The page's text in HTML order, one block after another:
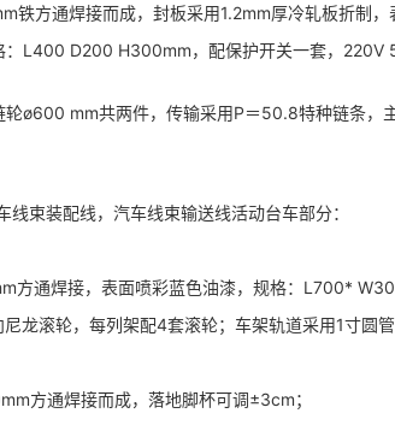
铁方通焊接而成，封板采用1.2mm厚冷轧板折制，
：L400 D200 H300mm，配保护开关一套，220V
ø600 mm共两件，传输采用P＝50.8特种链条，
线束装配线，汽车线束输送线活动台车部分：
方通焊接，表面喷彩蓝色油漆，规格：L700*
龙滚轮，每列架配4套滚轮；车架轨道采用1寸圆
方通焊接而成，落地脚杯可调±3cm；